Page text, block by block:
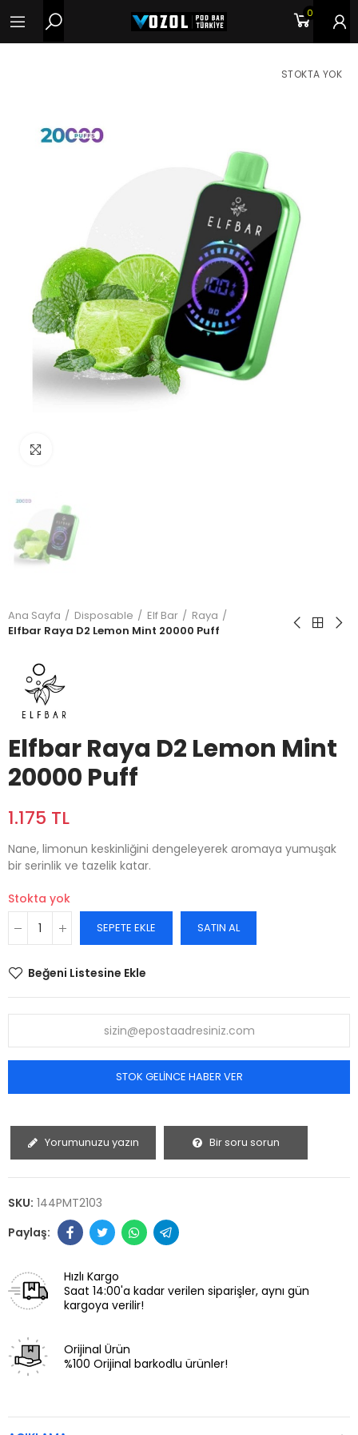
0
STOKTA YOK
Ana Sayfa Disposable Elf Bar
Raya
Elfbar Raya D2 Lemon Mint 20000 Puff
Elfbar Raya D2 Lemon Mint
20000 Puff
1.175 TL
Nane, limonun keskinliğini dengeleyerek aromaya yumuşak
bir serinlik ve tazelik katar.
Stokta yok
SEPETE EKLE SATIN AL
Beğeni Listesine Ekle
STOK GELINCE HABER VER
Yorumunuzu yazın Bir soru sorun
SKU: 144PMT2103
Hızlı Kargo
Saat 14:00'a kadar verilen siparişler, aynı gün
kargoya verilir!
Orijinal Ürün
%100 Orijinal barkodlu ürünler!